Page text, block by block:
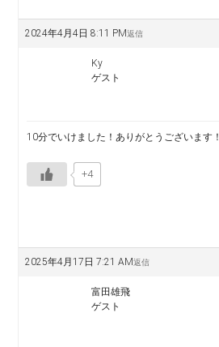
2024年4月4日 8:11 PM返信
Ky
ゲスト
10分でいけました！ありがとうございます！
+4
2025年4月17日 7:21 AM返信
富田雄飛
ゲスト